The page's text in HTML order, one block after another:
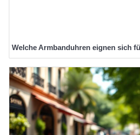
Welche Armbanduhren eignen sich